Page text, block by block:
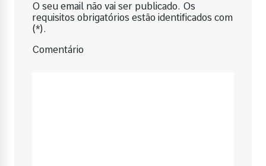
O seu email não vai ser publicado. Os
requisitos obrigatórios estão identificados com
(*).
Comentário